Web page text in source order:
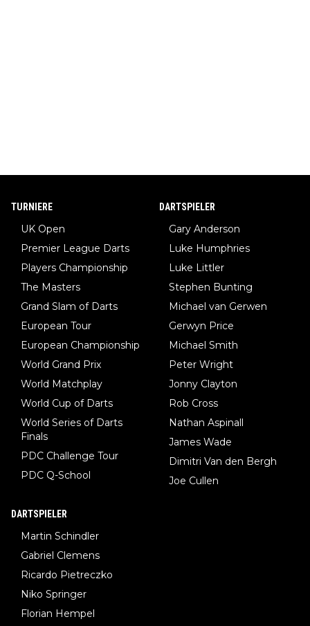
TURNIERE
UK Open
Premier League Darts
Players Championship
The Masters
Grand Slam of Darts
European Tour
European Championship
World Grand Prix
World Matchplay
World Cup of Darts
World Series of Darts
Finals
PDC Challenge Tour
PDC Q-School
DARTSPIELER
Gary Anderson
Luke Humphries
Luke Littler
Stephen Bunting
Michael van Gerwen
Gerwyn Price
Michael Smith
Peter Wright
Jonny Clayton
Rob Cross
Nathan Aspinall
James Wade
Dimitri Van den Bergh
Joe Cullen
DARTSPIELER
Martin Schindler
Gabriel Clemens
Ricardo Pietreczko
Niko Springer
Florian Hempel